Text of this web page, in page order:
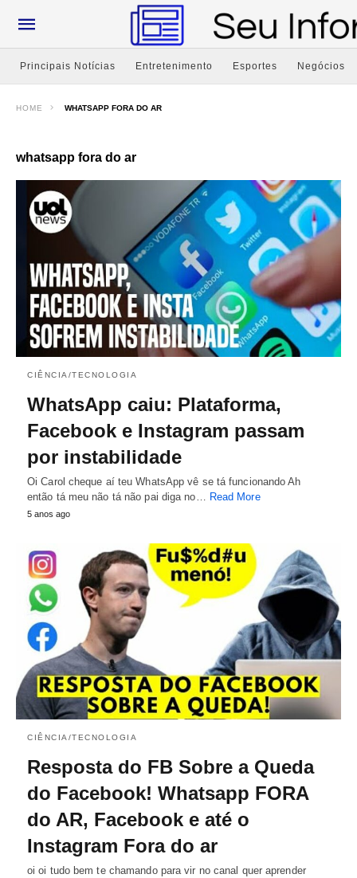
Principais Notícias Entretenimento Esportes Negócios
HOME WHATSAPP FORA DO AR
whatsapp fora do ar
CIÊNCIA/TECNOLOGIA
WhatsApp caiu: Plataforma,
Facebook e Instagram passam
por instabilidade
Oi Carol cheque aí teu WhatsApp vê se tá funcionando Ah
então tá meu não tá não pai diga no… Read More
5 anos ago
CIÊNCIA/TECNOLOGIA
Resposta do FB Sobre a Queda
do Facebook! Whatsapp FORA
do AR, Facebook e até o
Instagram Fora do ar
oi oi tudo bem te chamando para vir no canal quer aprender